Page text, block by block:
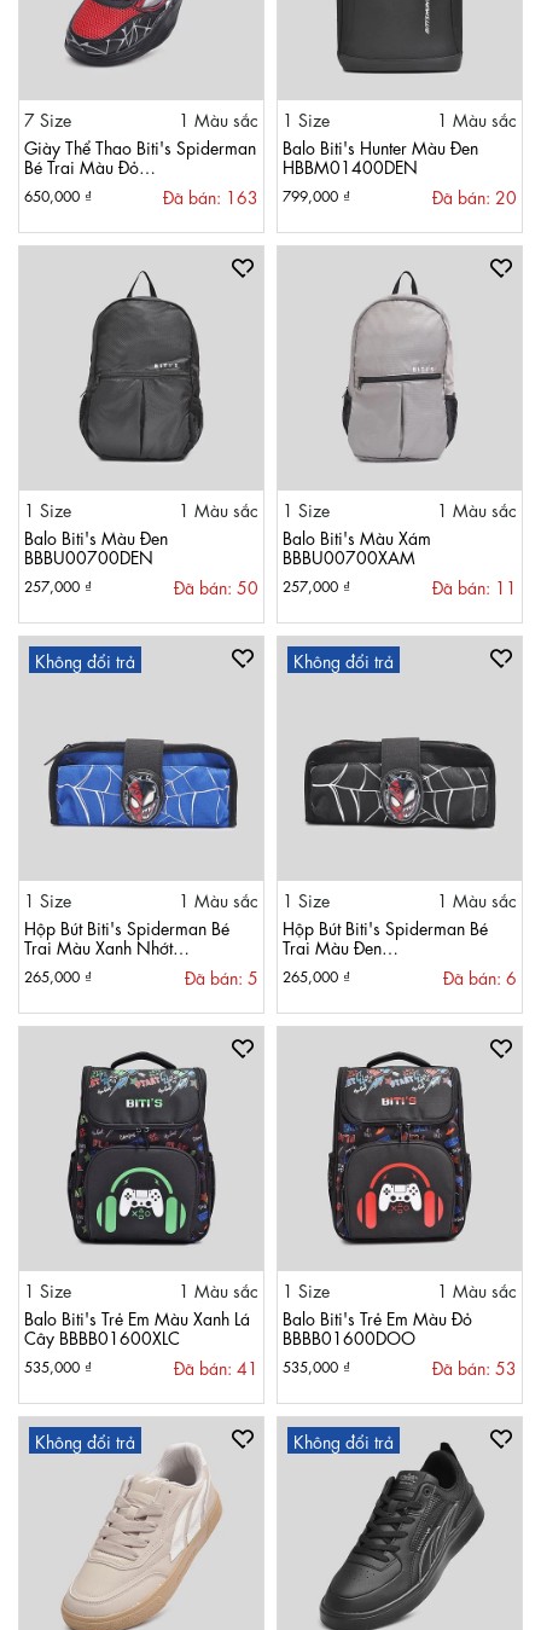
7 Size
1 Màu sắc
Giày Thể Thao Biti's Spiderman
Bé Trai Màu Đỏ
650,000 ₫ Đã bán: 163
1 Size
1 Màu sắc
Balo Biti's Hunter Màu Đen
HBBM01400DEN
799,000 ₫ Đã bán: 20
1 Size
1 Màu sắc
Balo Biti's Màu Đen
BBBU00700DEN
257,000 ₫ Đã bán: 50
1 Size
1 Màu sắc
Balo Biti's Màu Xám
BBBU00700XAM
257,000 ₫ Đã bán: 11
Không đổi trả
1 Size
1 Màu sắc
Hộp Bút Biti's Spiderman Bé
Trai Màu Xanh Nhớt
265,000 ₫ Đã bán: 5
Không đổi trả
1 Size
1 Màu sắc
Hộp Bút Biti's Spiderman Bé
Trai Màu Đen
265,000 ₫ Đã bán: 6
1 Size
1 Màu sắc
Balo Biti's Trẻ Em Màu Xanh Lá
Cây BBBB01600XLC
535,000 ₫ Đã bán: 41
1 Size
1 Màu sắc
Balo Biti's Trẻ Em Màu Đỏ
BBBB01600DOO
535,000 ₫ Đã bán: 53
Không đổi trả Không đổi trả